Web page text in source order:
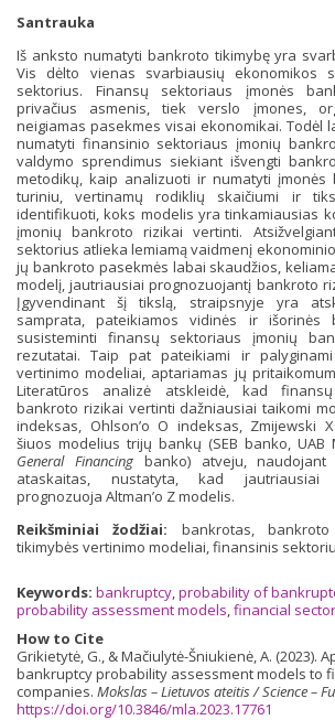
Santrauka
Iš anksto numatyti bankroto tikimybę yra
Vis dėlto vienas svarbiausių ekonomikos
sektorius. Finansų sektoriaus įmonės
privačius asmenis, tiek verslo įmones,
neigiamas pasekmes visai ekonomikai. Todėl
numatyti finansinio sektoriaus įmonių
valdymo sprendimus siekiant išvengti
metodikų, kaip analizuoti ir numatyti įmonės
turiniu, vertinamų rodiklių skaičiumi ir
identifikuoti, koks modelis yra tinkamiausias
įmonių bankroto rizikai vertinti.
sektorius atlieka lemiamą vaidmenį
jų bankroto pasekmės labai skaudžios,
modelį, jautriausiai prognozuojantį bankroto
Įgyvendinant šį tikslą, straipsnyje yra
samprata, pateikiamos vidinės ir išorinės
susisteminti finansų sektoriaus įmonių
rezutatai. Taip pat pateikiami ir
vertinimo modeliai, aptariamas jų
Literatūros analizė atskleidė, kad
bankroto rizikai vertinti dažniausiai taikomi
indeksas, Ohlson’o O indeksas, Zmijewski
šiuos modelius trijų bankų (SEB banko, UAB
General Financingbanko) atveju, naudojant
ataskaitas, nustatyta, kad jautriausiai
prognozuoja Altman’o Z modelis.
Reikšminiai žodžiai: bankrotas,
tikimybės vertinimo modeliai, finansinis
Keywords: bankruptcy probability of
probability assessment models financial sector
How to Cite
Grikietytė, G., & Mačiulytė-Šniukienė, A. (2023).
bankruptcy probability assessment models to
companies. Mokslas – Lietuvos ateitis / Science –
https://doi.org/10.3846/mla.2023.17761